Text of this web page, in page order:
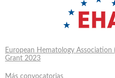
European Hematology
Grant 2023
Más convocatorias